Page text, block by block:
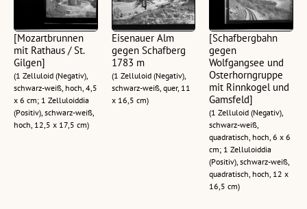
[Mozartbrunnen
mit Rathaus / St.
Gilgen]
(1 Zelluloid (Negativ),
schwarz-weiß, hoch, 4,5
x 6 cm; 1 Zelluloiddia
(Positiv), schwarz-weiß,
hoch, 12,5 x 17,5 cm)
Eisenauer Alm
gegen Schafberg
1783 m
(1 Zelluloid (Negativ),
schwarz-weiß, quer, 11
x 16,5 cm)
[Schafbergbahn
gegen
Wolfgangsee und
Osterhorngruppe
mit Rinnkogel und
Gamsfeld]
(1 Zelluloid (Negativ),
schwarz-weiß,
quadratisch, hoch, 6 x 6
cm; 1 Zelluloiddia
(Positiv), schwarz-weiß,
quadratisch, hoch, 12 x
16,5 cm)